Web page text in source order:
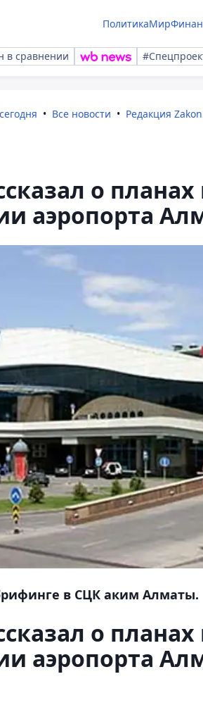
ПолитикаМир
в сравнении
Все новости Редакция
о
аэропорта
в СЦК аким Алматы.
о
аэропорта